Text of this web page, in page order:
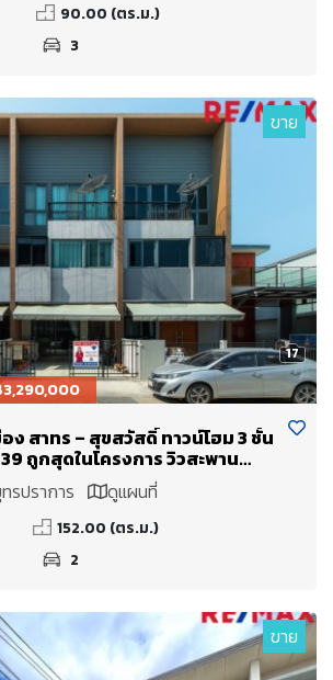
90.00 (ตร.ม.)
3
17
ขาย
ง สาทร – สุขสวัสดิ์ ทาวน์โฮม 3 ชั้น
ถูกสุดในโครงการ วิวสะพาน
รปราการ ดูแผนที่
152.00 (ตร.ม.)
2
ขาย